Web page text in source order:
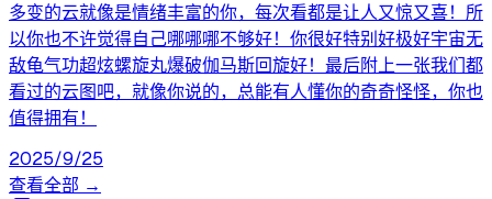
多变的云就像是情绪丰富的你，每次看都是让人又惊又喜！所
以你也不许觉得自己哪哪哪不够好！你很好特别好极好宇宙无
敌龟气功超炫螺旋丸爆破伽马斯回旋好！最后附上一张我们都
看过的云图吧，就像你说的，总能有人懂你的奇奇怪怪，你也
值得拥有！
2025/9/25
查看全部 →